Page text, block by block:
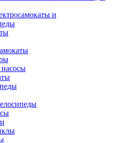
и
насосы